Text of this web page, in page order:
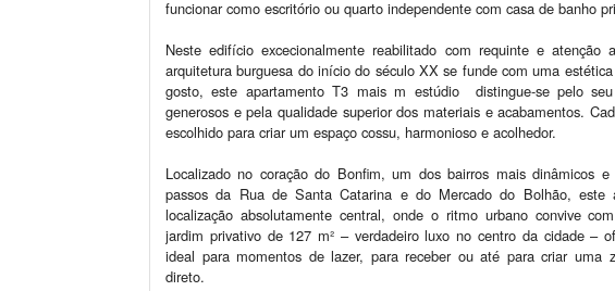
funcionar como escritório ou quarto independente com casa de banho
Neste edifício excecionalmente reabilitado com requinte e
arquitetura burguesa do início do século XX se funde com uma
gosto, este apartamento T3 mais m estúdio  distingue-se pelo
generosos e pela qualidade superior dos materiais e acabamentos.
escolhido para criar um espaço cossu, harmonioso e acolhedor.
Localizado no coração do Bonfim, um dos bairros mais dinâmicos
passos da Rua de Santa Catarina e do Mercado do Bolhão, este
localização absolutamente central, onde o ritmo urbano convive
jardim privativo de 127 m² – verdadeiro luxo no centro da cidade –
ideal para momentos de lazer, para receber ou até para criar uma
direto.